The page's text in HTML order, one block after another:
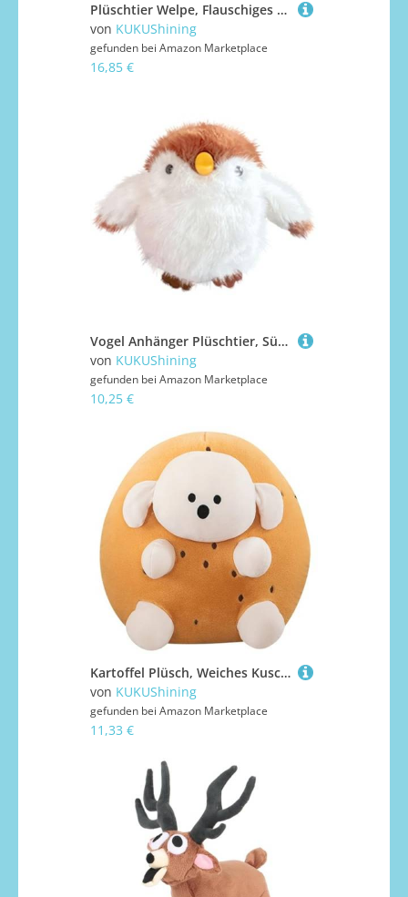
Plüschtier Welpe, Flauschiges Kuscheltier West Highland Dog Dolls Weiches Kawayi-Plüschtier Als Geschenk for Kinder for Geburtstag(Green,35cm/13.8in)
von KUKUShining
gefunden bei Amazon Marketplace
16,85 €
Vogel Anhänger Plüschtier, Süße Stofftier Vogel Schlüsselanhänger Mit Glocke Kuscheltier Flauschiges Plüsch Geschenk Für Freundinnen(White)
von KUKUShining
gefunden bei Amazon Marketplace
10,25 €
Kartoffel Plüsch, Weiches Kuscheltier Kartoffel Hund Stofftier Puppe Süßes Kreatives Plüschkissen Plüschtier Geschenk Für Partydekoration(28cm/11in)
von KUKUShining
gefunden bei Amazon Marketplace
11,33 €